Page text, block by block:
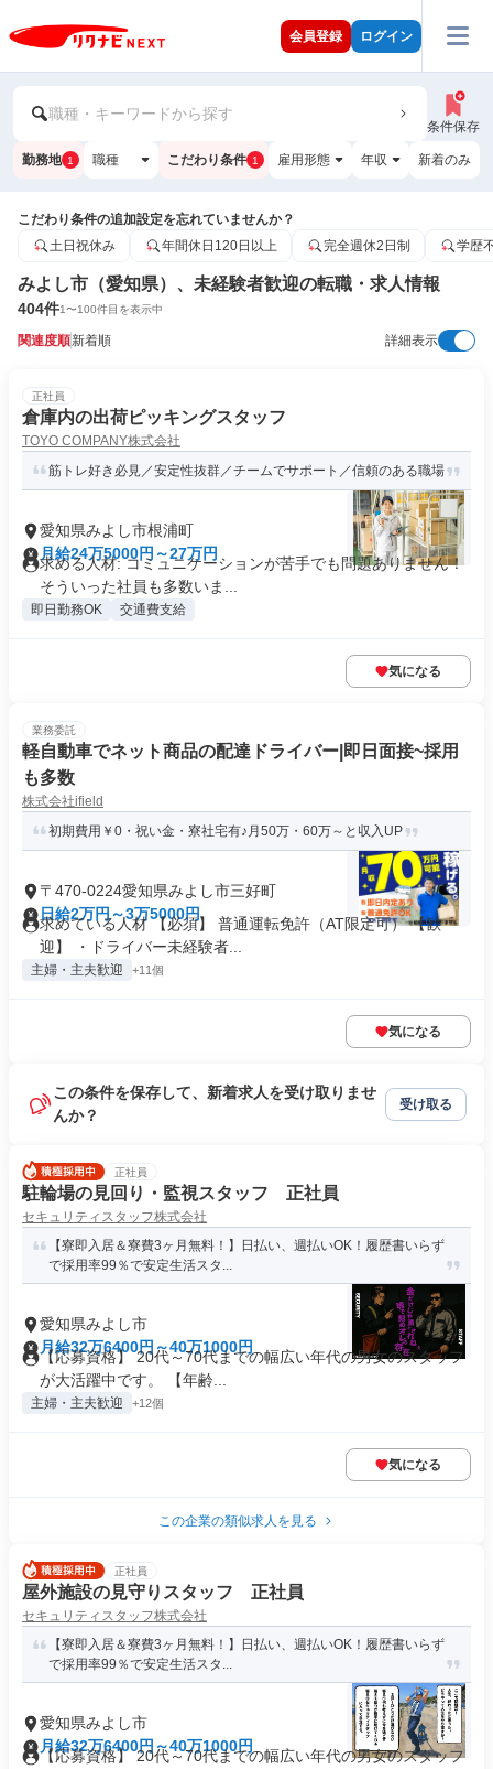
会員登録 ログイン
職種・キーワードから探す
条件保存
勤務地 1 職種 こだわり条件 1 雇用形態 年収 新着のみ
こだわり条件の追加設定を忘れていませんか？
土日祝休み
年間休日120日以上 完全週休2日制 学歴
みよし市（愛知県）、未経験者歓迎の転職・求人情報
404件1〜100件目を表示中
関連度順新着順 詳細表示
正社員
倉庫内の出荷ピッキングスタッフ
TOYO COMPANY株式会社
筋トレ好き必見／安定性抜群／チームでサポート／信頼のある職場
愛知県みよし市根浦町
月給24万5000円～27万円
求める人材: コミュニケーションが苦手でも問題ありません！
そういった社員も多数いま...
即日勤務OK 交通費支給
気になる
業務委託
軽自動車でネット商品の配達ドライバー|即日面接~採用
も多数
株式会社ifield
初期費用￥0・祝い金・寮社宅有♪月50万・60万～と収入UP
〒470-0224愛知県みよし市三好町
日給2万円～3万5000円
求めている人材 【必須】 普通運転免許（AT限定可） 【歓
迎】 ・ドライバー未経験者...
主婦・主夫歓迎 +11個
気になる
この条件を保存して、新着求人を受け取りませ
んか？
受け取る
正社員
駐輪場の見回り・監視スタッフ 正社員
セキュリティスタッフ株式会社
【寮即入居＆寮費3ヶ月無料！】日払い、週払いOK！履歴書いらず
で採用率99％で安定生活スタ...
愛知県みよし市
月給32万6400円～40万1000円
【応募資格】 20代～70代までの幅広い年代の男女のスタッフ
が大活躍中です。 【年齢...
主婦・主夫歓迎 +12個
気になる
この企業の類似求人を見る
正社員
屋外施設の見守りスタッフ 正社員
セキュリティスタッフ株式会社
【寮即入居＆寮費3ヶ月無料！】日払い、週払いOK！履歴書いらず
で採用率99％で安定生活スタ...
愛知県みよし市
月給32万6400円～40万1000円
【応募資格】 20代～70代までの幅広い年代の男女のスタッフ